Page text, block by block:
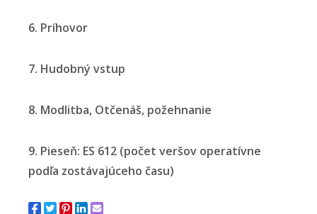
6. Príhovor
7. Hudobný vstup
8. Modlitba, Otčenáš, požehnanie
9. Pieseň: ES 612 (počet veršov operatívne
podľa zostávajúceho času)